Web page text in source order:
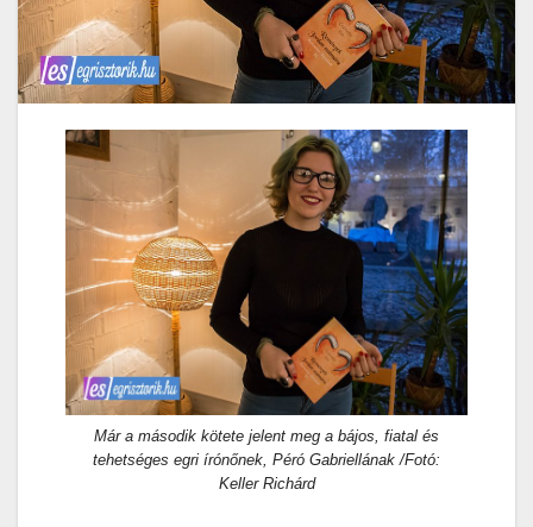
Már a második kötete jelent meg a bájos, fiatal és
tehetséges egri írónőnek, Péró Gabriellának /Fotó:
Keller Richárd